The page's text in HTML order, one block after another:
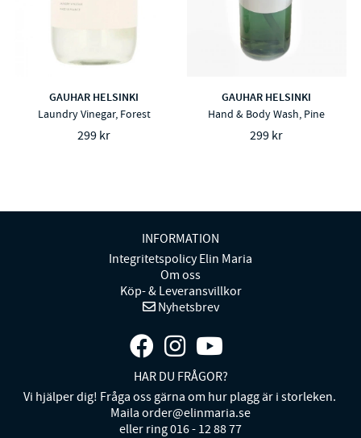
GAUHAR HELSINKI
Laundry Vinegar, Forest
299 kr
GAUHAR HELSINKI
Hand & Body Wash, Pine
299 kr
INFORMATION
Integritetspolicy Elin Maria
Om oss
Köp- & Leveransvillkor
Nyhetsbrev
HAR DU FRÅGOR?
Vi hjälper dig! Fråga oss gärna om hur plagg är i storleken.
Maila order@elinmaria.se
eller ring 016 - 12 88 77